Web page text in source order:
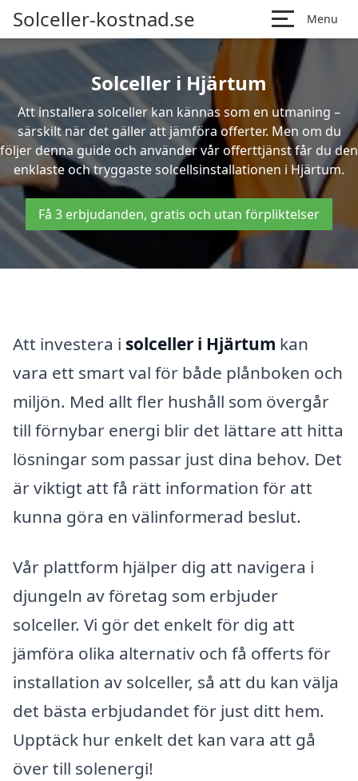
Solceller-kostnad.se Menu
Solceller i Hjärtum
Att installera solceller kan kännas som en utmaning –
särskilt när det gäller att jämföra offerter. Men om du
följer denna guide och använder vår offerttjänst får du den
enklaste och tryggaste solcellsinstallationen i Hjärtum.
Få 3 erbjudanden, gratis och utan förpliktelser
Att investera i solceller i Hjärtum kan
vara ett smart val för både plånboken och
miljön. Med allt fler hushåll som övergår
till förnybar energi blir det lättare att hitta
lösningar som passar just dina behov. Det
är viktigt att få rätt information för att
kunna göra en välinformerad beslut.
Vår plattform hjälper dig att navigera i
djungeln av företag som erbjuder
solceller. Vi gör det enkelt för dig att
jämföra olika alternativ och få offerts för
installation av solceller, så att du kan välja
det bästa erbjudandet för just ditt hem.
Upptäck hur enkelt det kan vara att gå
över till solenergi!